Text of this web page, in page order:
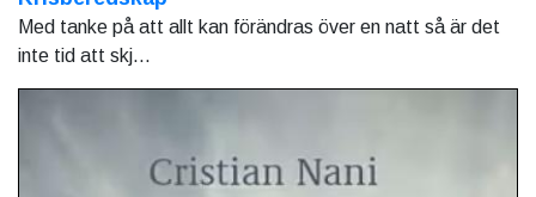
Med tanke på att allt kan förändras över en natt så är det
inte tid att skj...